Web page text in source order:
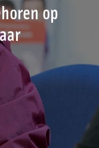
op